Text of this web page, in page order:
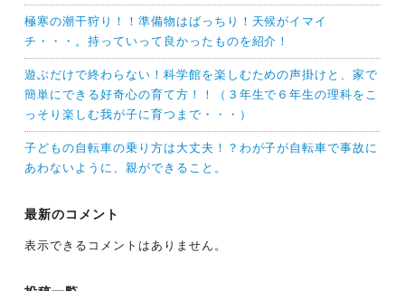
極寒の潮干狩り！！準備物はばっちり！天候がイマイ
チ・・・。持っていって良かったものを紹介！
遊ぶだけで終わらない！科学館を楽しむための声掛けと、家で
簡単にできる好奇心の育て方！！（３年生で６年生の理科をこ
っそり楽しむ我が子に育つまで・・・）
子どもの自転車の乗り方は大丈夫！？わが子が自転車で事故に
あわないように、親ができること。
最新のコメント
表示できるコメントはありません。